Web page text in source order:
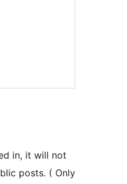
in, it will not
posts. ( Only